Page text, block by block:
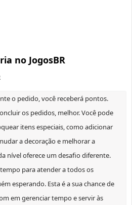
no JogosBR
o pedido, você receberá pontos.
os pedidos, melhor. Você pode
itens especiais, como adicionar
a decoração e melhorar a
nível oferece um desafio diferente.
para atender a todos os
esperando. Esta é a sua chance de
em gerenciar tempo e servir às